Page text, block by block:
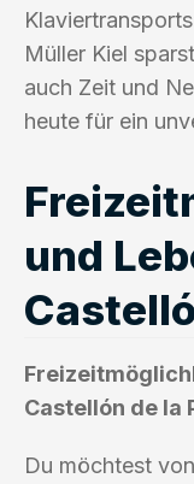
Müller Kiel
auch Zeit und
heute für ein
und
Castellón de la
Du möchtest